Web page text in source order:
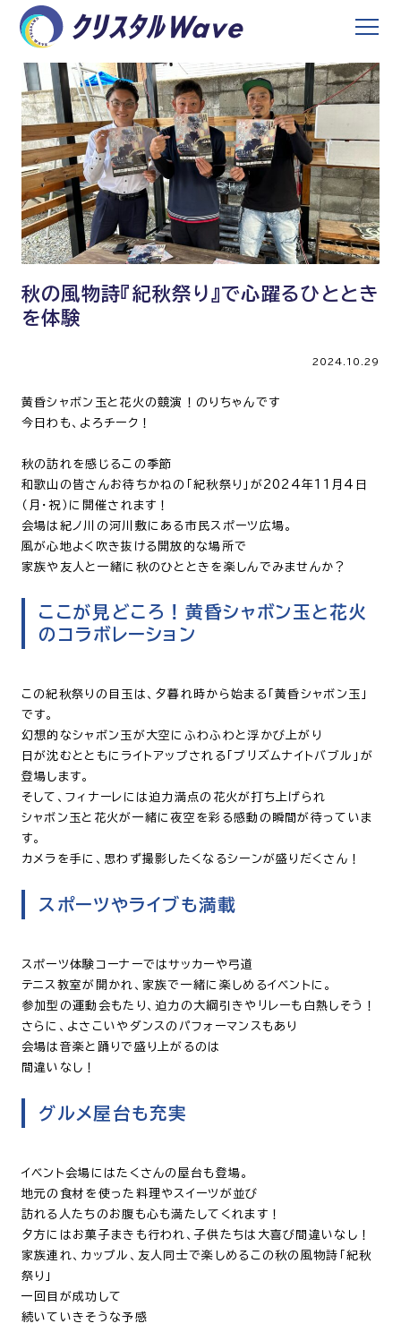
秋の風物詩『紀秋祭り』で心躍るひととき
を体験
2024.10.29
黄昏シャボン玉と花火の競演！のりちゃんです
今日わも、よろチーク！
秋の訪れを感じるこの季節
和歌山の皆さんお待ちかねの「紀秋祭り」が2024年11月4日
（月・祝）に開催されます！
会場は紀ノ川の河川敷にある市民スポーツ広場。
風が心地よく吹き抜ける開放的な場所で
家族や友人と一緒に秋のひとときを楽しんでみませんか？
ここが見どころ！黄昏シャボン玉と花火
のコラボレーション
この紀秋祭りの目玉は、夕暮れ時から始まる「黄昏シャボン玉」
です。
幻想的なシャボン玉が大空にふわふわと浮かび上がり
日が沈むとともにライトアップされる「プリズムナイトバブル」が
登場します。
そして、フィナーレには迫力満点の花火が打ち上げられ
シャボン玉と花火が一緒に夜空を彩る感動の瞬間が待っていま
す。
カメラを手に、思わず撮影したくなるシーンが盛りだくさん！
スポーツやライブも満載
スポーツ体験コーナーではサッカーや弓道
テニス教室が開かれ、家族で一緒に楽しめるイベントに。
参加型の運動会もたり、迫力の大綱引きやリレーも白熱しそう！
さらに、よさこいやダンスのパフォーマンスもあり
会場は音楽と踊りで盛り上がるのは
間違いなし！
グルメ屋台も充実
イベント会場にはたくさんの屋台も登場。
地元の食材を使った料理やスイーツが並び
訪れる人たちのお腹も心も満たしてくれます！
夕方にはお菓子まきも行われ、子供たちは大喜び間違いなし！
家族連れ、カップル、友人同士で楽しめるこの秋の風物詩「紀秋
祭り」
一回目が成功して
続いていきそうな予感